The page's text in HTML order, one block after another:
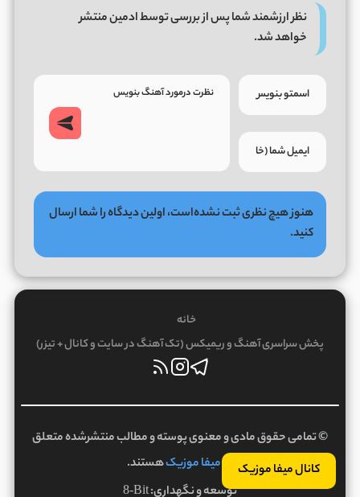
کانال میفا موزیک
نظر ارزشمند شما پس از بررسی توسط ادمین منتشر
خواهد شد.
هنوز هیچ نظری ثبت نشده‌است، اولین دیدگاه را شما ارسال
کنید.
خانه
پخش سراسری آهنگ و ریمیکس (تک آهنگ در سایت و کانال + تیزر)
© تمامی حقوق مادی و معنوی پوسته و مطالب منتشرشده متعلق
بهمیفا موزیکهستند.
توسعه و نگهداری:8-Bit